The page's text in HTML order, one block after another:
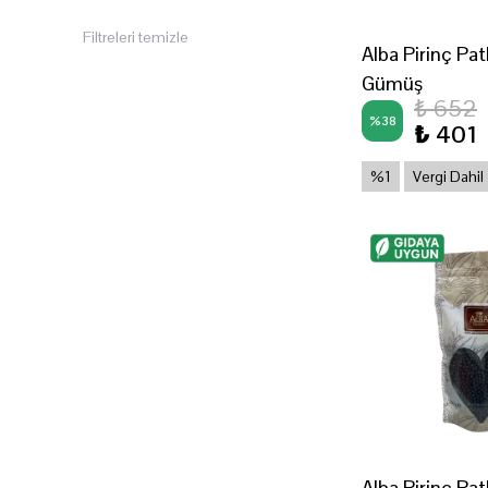
Filtreleri temizle
Alba Pirinç
Gümüş
%38
₺ 652
₺ 401
%1 Vergi Dahil